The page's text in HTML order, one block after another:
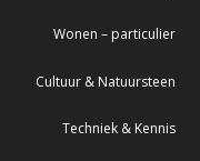
Wonen – particulier
Cultuur & Natuursteen
Techniek & Kennis